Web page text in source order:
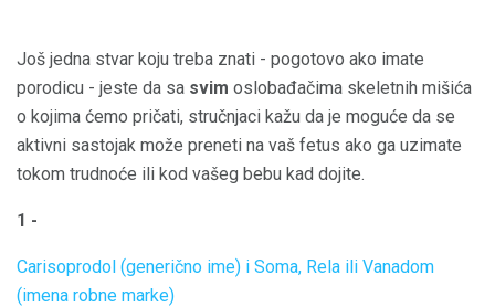
Još jedna stvar koju treba znati - pogotovo ako imate
porodicu - jeste da sa svim oslobađačima skeletnih mišića
o kojima ćemo pričati, stručnjaci kažu da je moguće da se
aktivni sastojak može preneti na vaš fetus ako ga uzimate
tokom trudnoće ili kod vašeg bebu kad dojite.
1 -
Carisoprodol (generično ime) i Soma, Rela ili Vanadom
(imena robne marke)